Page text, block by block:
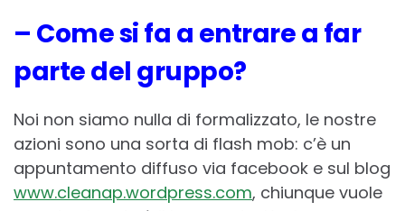
– Come si fa a entrare a far
parte del gruppo?
Noi non siamo nulla di formalizzato, le nostre
azioni sono una sorta di flash mob: c’è un
appuntamento diffuso via facebook e sul blog
www.cleanap.wordpress.com, chiunque vuole